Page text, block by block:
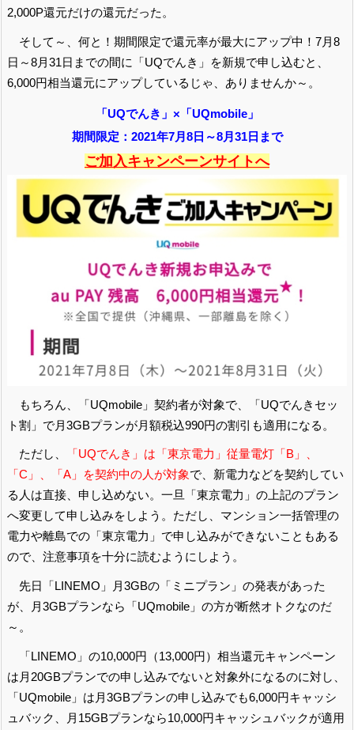
2,000P還元だけの還元だった。
そして～、何と！期間限定で還元率が最大にアップ中！7月8
日～8月31日までの間に「UQでんき」を新規で申し込むと、
6,000円相当還元にアップしているじゃ、ありませんか～。
「UQでんき」×「UQmobile」
期間限定：2021年7月8日～8月31日まで
ご加入キャンペーンサイトへ
もちろん、「UQmobile」契約者が対象で、「UQでんきセッ
ト割」で月3GBプランが月額税込990円の割引も適用になる。
ただし、
「UQでんき」は「東京電力」従量電灯「B」、
「C」、「A」を契約中の人が対象で、新電力などを契約してい
る人は直接、申し込めない。一旦「東京電力」の上記のプラン
へ変更して申し込みをしよう。ただし、マンション一括管理の
電力や離島での「東京電力」で申し込みができないこともある
ので、注意事項を十分に読むようにしよう。
先日「LINEMO」月3GBの「ミニプラン」の発表があった
が、月3GBプランなら「UQmobile」の方が断然オトクなのだ
～。
「LINEMO」の10,000円（13,000円）相当還元キャンペーン
は月20GBプランでの申し込みでないと対象外になるのに対し、
「UQmobile」は月3GBプランの申し込みでも6,000円キャッシ
ュバック、月15GBプランなら10,000円キャッシュバックが適用